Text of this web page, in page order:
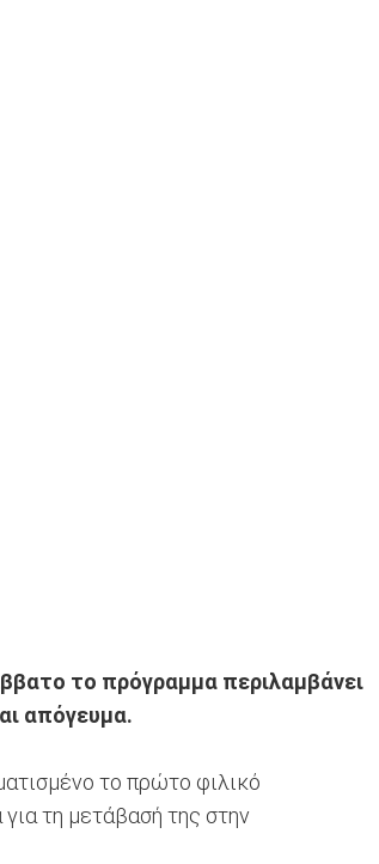
το πρόγραμμα περιλαμβάνει
απόγευμα.
το πρώτο φιλικό
τη μετάβασή της στην